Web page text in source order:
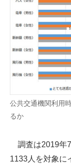
公共交通機関利用
るか
調査は2019年
1133人を対象に